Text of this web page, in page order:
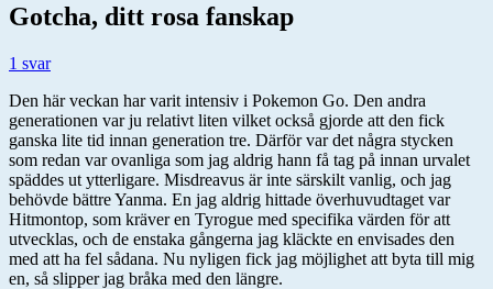
Gotcha, ditt rosa fanskap
1 svar
Den här veckan har varit intensiv i Pokemon Go. Den andra
generationen var ju relativt liten vilket också gjorde att den fick
ganska lite tid innan generation tre. Därför var det några stycken
som redan var ovanliga som jag aldrig hann få tag på innan urvalet
späddes ut ytterligare. Misdreavus är inte särskilt vanlig, och jag
behövde bättre Yanma. En jag aldrig hittade överhuvudtaget var
Hitmontop, som kräver en Tyrogue med specifika värden för att
utvecklas, och de enstaka gångerna jag kläckte en envisades den
med att ha fel sådana. Nu nyligen fick jag möjlighet att byta till mig
en, så slipper jag bråka med den längre.